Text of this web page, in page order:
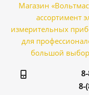
Магазин
ассортимент
измерительных
для
большой выбор
8-